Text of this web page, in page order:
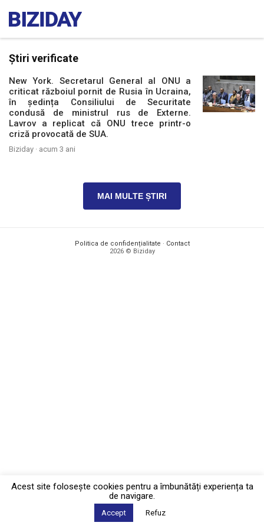
Știri verificate
New York. Secretarul General al ONU a
criticat războiul pornit de Rusia în Ucraina,
în ședința Consiliului de Securitate
condusă de ministrul rus de Externe.
Lavrov a replicat că ONU trece printr-o
criză provocată de SUA.
Biziday · acum 3 ani
MAI MULTE ȘTIRI
Politica de confidențialitate · Contact
2026 © Biziday
Acest site foloseşte cookies pentru a îmbunătăți experiența ta
de navigare.
Accept Refuz